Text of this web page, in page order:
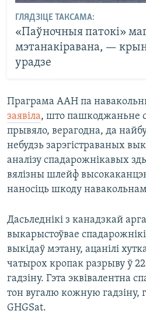
ГЛЯДЗІЦЕ ТАКСАМА:
«Паўночныя патокі»
мэтанакіравана, —
урадзе
Праграма ААН па
заявіла, што пашкоджаньне
прывяло, верагодна, да
небудзь зарэгістраваных
аналізу спадарожнікавых
вялізны шлейф
наносіць шкоду
Дасьледнікі з канадзкай
выкарыстоўвае
выкідаў мэтану, ацанілі
чатырох кропак разрыву ў
гадзіну. Гэта эквівалентна
тон вугалю кожную гадзіну,
GHGSat.